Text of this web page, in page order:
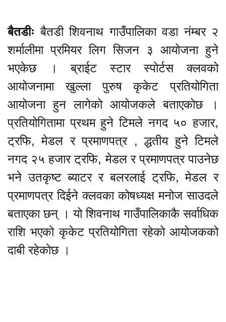
बैतडीः बैतडी शिवनाथ गाउँपालिका वडा नंम्बर २
शर्मालीमा प्रमियर लिग सिजन ३ आयोजना हुने
भएकेछ । ब्राईट स्टार स्पोर्टस क्लवको
आयोजनामा खुल्ला पुरुष कृकेट प्रतियोगिता
आयोजना हुन लागेको आयोजकले बताएकोछ ।
प्रतियोगितामा प्रथम हुने टिमले नगद ५० हजार,
ट्रफि, मेडल र प्रमाणपत्र , द्धतीय हुने टिमले
नगद २५ हजार ट्रफि, मेडल र प्रमाणपत्र पाउनेछ
भने उतकृष्ट ब्याटर र बलरलाई ट्रफि, मेडल र
प्रमाणपत्र दिईने क्लवका कोषध्यक्ष मनोज साउदले
बताएका छन् । यो शिवनाथ गाउँपालिकाकै सर्वाधिक
राशि भएको कृकेट प्रतियोगिता रहेको आयोजकको
दाबी रहेकोछ ।